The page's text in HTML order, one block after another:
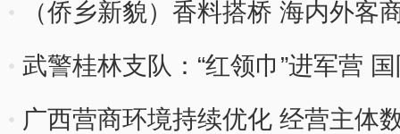
（侨乡新貌）香料搭桥 海内外客
武警桂林支队：“红领巾”进军营
广西营商环境持续优化 经营主体